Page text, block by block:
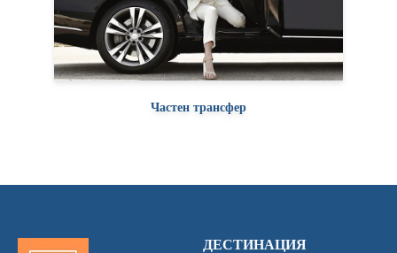
Частен трансфер
ДЕСТИНАЦИЯ